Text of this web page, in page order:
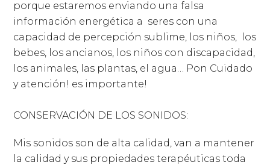
porque estaremos enviando una falsa
información energética a seres con una
capacidad de percepción sublime, los niños, los
bebes, los ancianos, los niños con discapacidad,
los animales, las plantas, el agua… Pon Cuidado
y atención! es importante!
CONSERVACIÓN DE LOS SONIDOS:
Mis sonidos son de alta calidad, van a mantener
la calidad y sus propiedades terapéuticas toda